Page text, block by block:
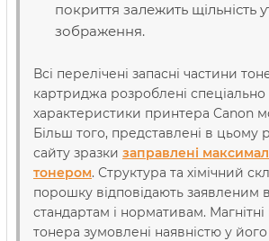
покриття залежить щільність
зображення.
Всі перелічені запасні частини
картриджа розроблені спеціально
характеристики принтера Canon
Більш того, представлені в цьому
сайту зразки заправлені
тонером. Структура та хімічний
порошку відповідають заявленим
стандартам і нормативам. Магнітні
тонера зумовлені наявністю у його